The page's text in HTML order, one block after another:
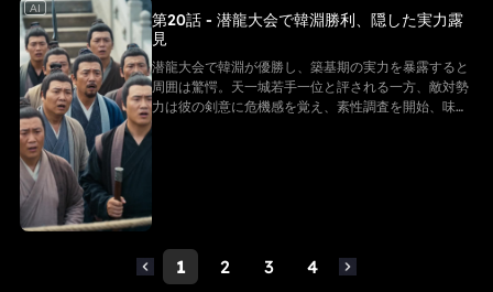
AI
第20話 - 潜龍大会で韓淵勝利、隠した実力露
見
潜龍大会で韓淵が優勝し、築基期の実力を暴露すると
周囲は驚愕。天一城若手一位と評される一方、敵対勢
力は彼の剣意に危機感を覚え、素性調査を開始、味方
に引き込めなければ消す計画を進める。韓淵のふざけ
1 2 3 4